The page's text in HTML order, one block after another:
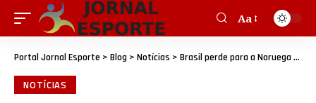
Aa
Portal Jornal Esporte > Blog > Notícias > Brasil perde para a Noruega por 2 a 1 e é eliminado nas oitavas da Copa do Mundo 2026 em noite de tensão e frustração
NOTÍCIAS